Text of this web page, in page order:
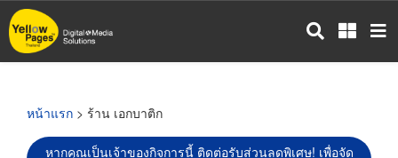
ข้าม
ไป
หน้าแรก > ร้าน เอกบาติก
หากคุณเป็นเจ้าของกิจการนี้ ติดต่อรับส่วนลดพิเศษ! เพื่อจัด